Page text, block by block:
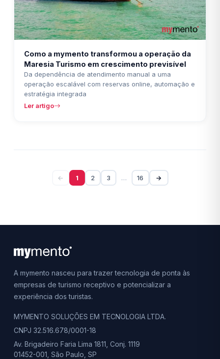
Como a mymento transformou a operação da
Maresia Turismo em crescimento previsível
Da dependência de atendimento manual a uma
operação escalável com reservas online, automação e
estratégia integrada
Ler artigo
← 1 2 3 … 16 →
A mymento nasceu para trazer tecnologia de ponta às
empresas de turismo receptivo e potencializar a
experiência dos turistas.
MYMENTO SOLUÇÕES EM TECNOLOGIA LTDA.
CNPJ 32.516.678/0001-18
Av. Brigadeiro Faria Lima 1811, Conj. 1119
01452-001, São Paulo, SP